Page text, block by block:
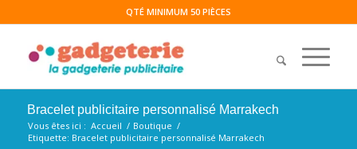
QTÉ MINIMUM 50 PIÈCES
Bracelet publicitaire personnalisé Marrakech
Vous êtes ici : Accueil / Boutique /
Etiquette: Bracelet publicitaire personnalisé Marrakech